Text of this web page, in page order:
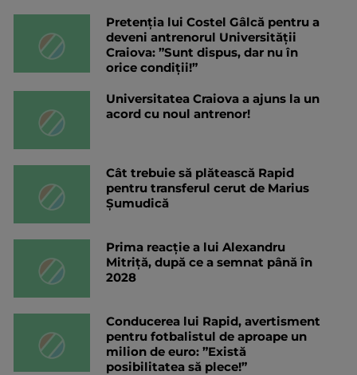
Pretenția lui Costel Gâlcă pentru a
deveni antrenorul Universității
Craiova: ”Sunt dispus, dar nu în
orice condiții!”
Universitatea Craiova a ajuns la un
acord cu noul antrenor!
Cât trebuie să plătească Rapid
pentru transferul cerut de Marius
Șumudică
Prima reacție a lui Alexandru
Mitriță, după ce a semnat până în
2028
Conducerea lui Rapid, avertisment
pentru fotbalistul de aproape un
milion de euro: ”Există
posibilitatea să plece!”